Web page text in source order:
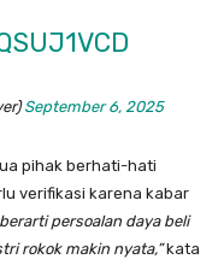
September 6, 2025
pihak berhati-hati
verifikasi karena kabar
berarti persoalan daya beli
rokok makin nyata,”kata